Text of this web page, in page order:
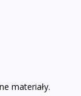
materiały.